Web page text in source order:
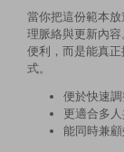
當你把這份範本
理脈絡與更新內
便利，而是能真
式。
便於快速
更適合多
能同時兼